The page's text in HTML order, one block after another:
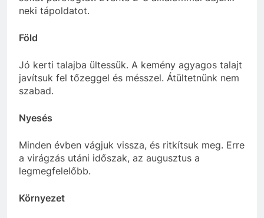
neki tápoldatot.
Föld
Jó kerti talajba ültessük. A kemény agyagos talajt
javítsuk fel tőzeggel és mésszel. Átültetnünk nem
szabad.
Nyesés
Minden évben vágjuk vissza, és ritkítsuk meg. Erre
a virágzás utáni időszak, az augusztus a
legmegfelelőbb.
Környezet